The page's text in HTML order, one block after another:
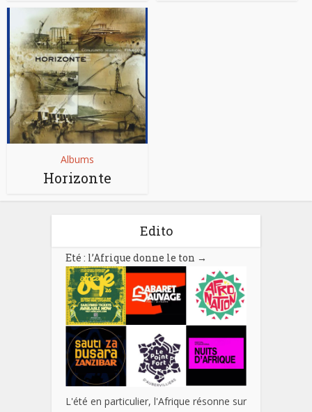
Albums
Horizonte
Edito
Eté : l’Afrique donne le ton →
L'été en particulier, l'Afrique résonne sur